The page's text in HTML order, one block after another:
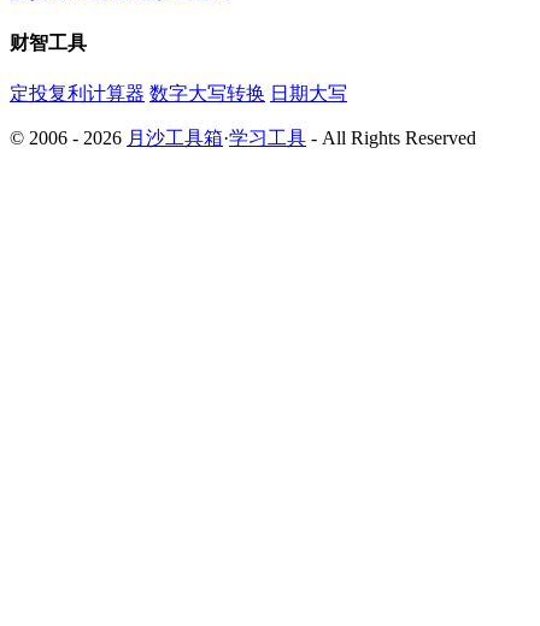
财智工具
定投复利计算器 数字大写转换 日期大写
© 2006 - 2026 月沙工具箱·学习工具 - All Rights Reserved